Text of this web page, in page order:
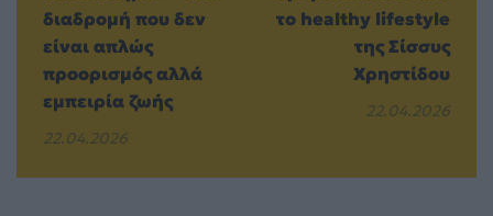
διαδρομή που δεν
είναι απλώς
προορισμός αλλά
εμπειρία ζωής
22.04.2026
το healthy lifestyle
της Σίσσυς
Χρηστίδου
22.04.2026